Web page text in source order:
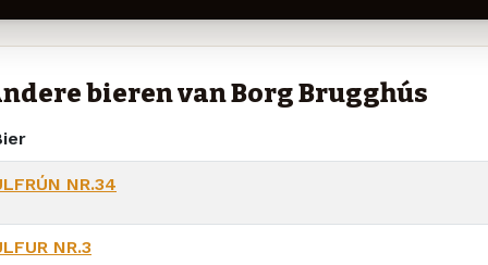
bieren van Borg Brugghús
NR.34
NR.3